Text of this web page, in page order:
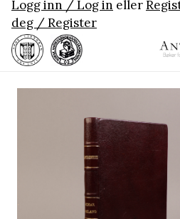
Logg inn / Log in eller
deg / Register